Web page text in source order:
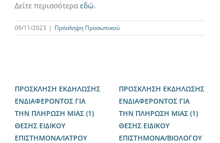
Δείτε περισσότερα εδώ.
09/11/2023 | Πρόσληψη Προσωπικού
ΠΡΟΣΚΛΗΣΗ ΕΚΔΗΛΩΣΗΣ
ΕΝΔΙΑΦΕΡΟΝΤΟΣ ΓΙΑ
ΤΗΝ ΠΛΗΡΩΣΗ ΜΙΑΣ (1)
ΘΕΣΗΣ ΕΙΔΙΚΟΥ
ΕΠΙΣΤΗΜΟΝΑ/ΙΑΤΡΟΥ
ΠΡΟΣΚΛΗΣΗ ΕΚΔΗΛΩΣΗΣ
ΕΝΔΙΑΦΕΡΟΝΤΟΣ ΓΙΑ
ΤΗΝ ΠΛΗΡΩΣΗ ΜΙΑΣ (1)
ΘΕΣΗΣ ΕΙΔΙΚΟΥ
ΕΠΙΣΤΗΜΟΝΑ/ΒΙΟΛΟΓΟΥ